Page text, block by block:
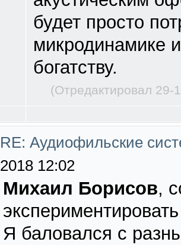
будет просто
микродинамике
богатству.
(Отредактировал 29-
RE: Аудиофильские
2018 12:02
Михаил Борисов,
Я баловался с